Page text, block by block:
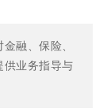
融、保险、
供业务指导与